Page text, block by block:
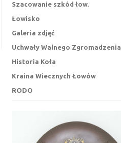
Szacowanie szkód łow.
Łowisko
Galeria zdjęć
Uchwały Walnego Zgromadzenia
Historia Koła
Kraina Wiecznych Łowów
RODO